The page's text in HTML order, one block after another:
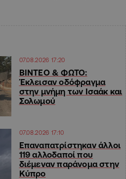
07.08.2026 17:20
ΒΙΝΤΕΟ & ΦΩΤΟ:
Έκλεισαν οδόφραγμα
στην μνήμη των Ισαάκ και
Σολωμού
07.08.2026 17:10
Επαναπατρίστηκαν άλλοι
119 αλλοδαποί που
διέμεναν παράνομα στην
Κύπρο